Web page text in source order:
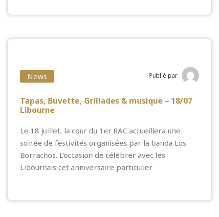
News Publié par
Tapas, Buvette, Grillades & musique – 18/07
Libourne
Le 18 juillet, la cour du 1er RAC accueillera une
soirée de festivités organisées par la banda Los
Borrachos. L’occasion de célébrer avec les
Libournais cet anniversaire particulier